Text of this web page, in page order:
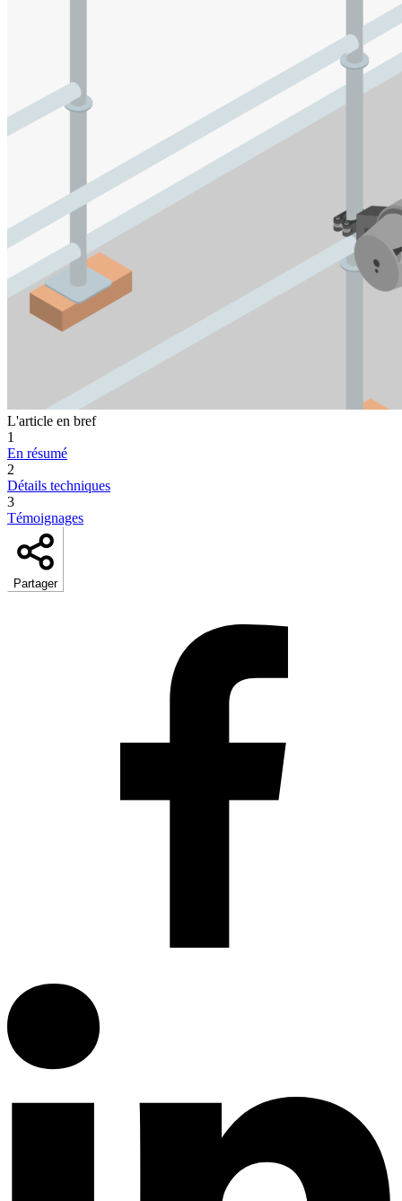
L'article en bref
1
En résumé
2
Détails techniques
3
Témoignages
Partager